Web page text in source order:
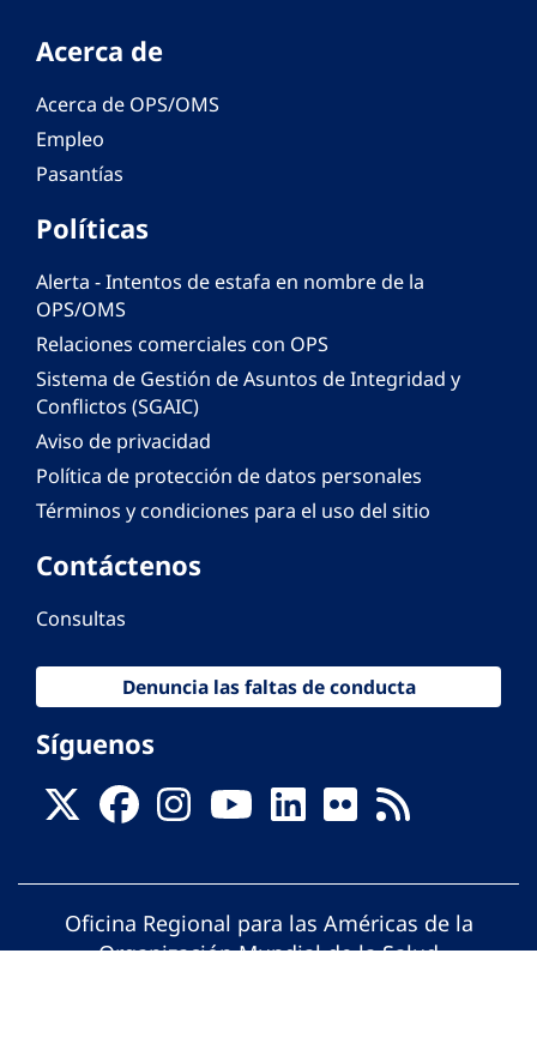
Acerca de
Acerca de OPS/OMS
Empleo
Pasantías
Políticas
Alerta - Intentos de estafa en nombre de la
OPS/OMS
Relaciones comerciales con OPS
Sistema de Gestión de Asuntos de Integridad y
Conflictos (SGAIC)
Aviso de privacidad
Política de protección de datos personales
Términos y condiciones para el uso del sitio
Contáctenos
Consultas
Denuncia las faltas de conducta
Síguenos
Oficina Regional para las Américas de la
Organización Mundial de la Salud